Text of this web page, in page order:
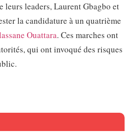
leurs leaders, Laurent Gbagbo et
la candidature à un quatrième
Ouattara. Ces marches ont
qui ont invoqué des risques